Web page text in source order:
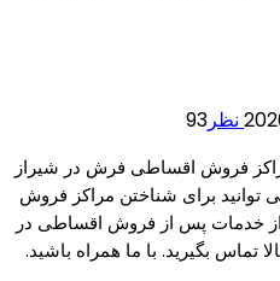
93
فروش اقساطی فرش در شیراز
برای شناختن مراکز فروش
خدمات پس از فروش اقساطی در
تماس بگیرید. با ما همراه باشید.